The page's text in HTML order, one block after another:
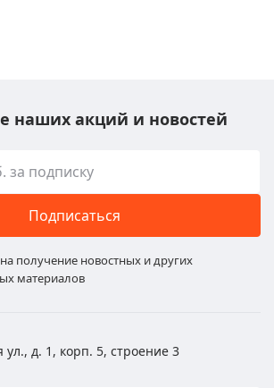
наших акций и новостей
Подписаться
получение новостных и других
материалов
д. 1, корп. 5, строение 3